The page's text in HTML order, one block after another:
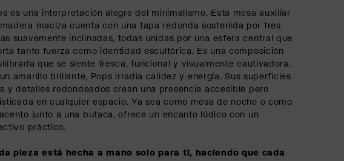
es una interpretación alegre del minimalismo. Esta mesa auxiliar
maciza cuenta con una tapa redonda sostenida por tres
suavemente inclinadas, todas unidas por una esfera central que
tanto fuerza como identidad escultórica. Es una composición
que se siente fresca, funcional y visualmente cautivadora.
amarillo brillante, Pops irradia calidez y energía. Sus superficies
y detalles redondeados crean una presencia accesible pero
en cualquier espacio. Ya sea como mesa de noche o como
junto a una butaca, ofrece un encanto lúdico con un
práctico.
pieza está hecha a mano solo para ti, haciendo que cada